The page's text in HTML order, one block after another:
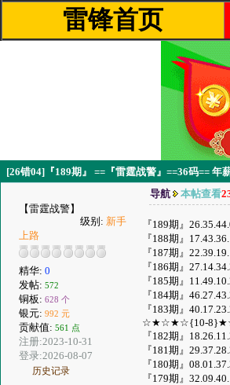
雷锋首页
[26错04]『189期』 ==『雷霆战警』==36码== 年
【雷霆战警】
级别: 新手
上路
精华: 0
发帖: 572
铜板: 628 个
银元: 992 元
贡献值: 561 点
注册:2023-10-31
登录:2026-08-07
历史记录
导航 本帖查看
『189期』
『188期』
『187期』
『186期』
『185期』
『184期』
『183期』
☆★☆★☆{10-
『182期』
『181期』
『180期』
『179期』